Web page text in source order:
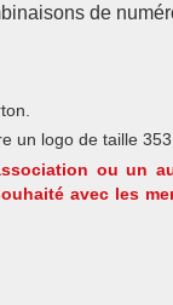
de
un logo de taille
ou
avec les